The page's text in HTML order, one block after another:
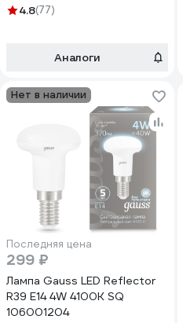
4.8(77)
Аналоги
Нет в наличии
Последняя цена
299 ₽
Лампа Gauss LED Reflector
R39 E14 4W 4100K SQ
106001204